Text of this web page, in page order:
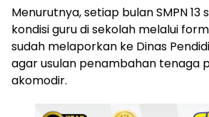
Menurutnya, setiap bulan SMPN
kondisi guru di sekolah melalui
sudah melaporkan ke Dinas
agar usulan penambahan tenaga
akomodir.